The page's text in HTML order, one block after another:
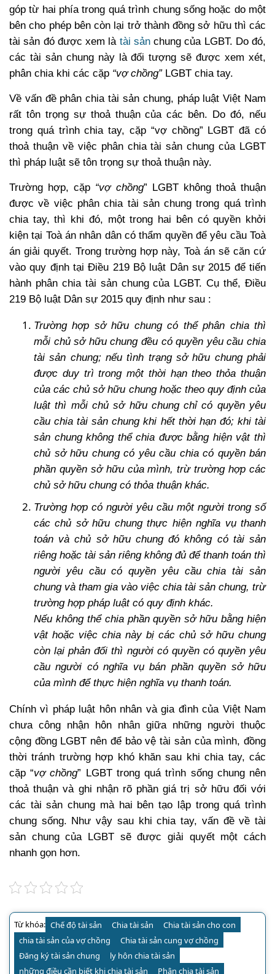
góp từ hai phía trong quá trình chung sống hoặc do một
bên cho phép bên còn lại trở thành đồng sở hữu thì các
tài sản đó được xem là tài sản chung của LGBT. Do đó,
các tài sản chung này là đối tượng sẽ được xem xét,
phân chia khi các cặp “vợ chồng” LGBT chia tay.
Về vấn đề phân chia tài sản chung, pháp luật Việt Nam
rất tôn trọng sự thoả thuận của các bên. Do đó, nếu
trong quá trình chia tay, cặp “vợ chồng” LGBT đã có
thoả thuận về việc phân chiatài sản chung của LGBT
thì pháp luật sẽ tôn trọng sự thoả thuận này.
Trường hợp, cặp “vợ chồng” LGBT không thoả thuận
được về việc phân chia tài sản chung trong quá trình
chia tay, thì khi đó, một trong hai bên có quyền khởi
kiện tại Toà án nhân dân có thẩm quyền để yêu cầu Toà
án giải quyết. Trong trường hợp này, Toà án sẽ căn cứ
vào quy định tại Điều 219 Bộ luật Dân sự 2015 để tiến
hành phân chia tài sản chung của LGBT. Cụ thể, Điều
219 Bộ luật Dân sự 2015 quy định như sau :
Trường hợp sở hữu chung có thể phân chia thì
mỗi chủ sở hữu chung đều có quyền yêu cầu chia
tài sản chung; nếu tình trạng sở hữu chung phải
được duy trì trong một thời hạn theo thỏa thuận
của các chủ sở hữu chung hoặc theo quy định của
luật thì mỗi chủ sở hữu chung chỉ có quyền yêu
cầu chia tài sản chung khi hết thời hạn đó; khi tài
sản chung không thể chia được bằng hiện vật thì
chủ sở hữu chung có yêu cầu chia có quyền bán
phần quyền sở hữu của mình, trừ trường hợp các
chủ sở hữu chung có thỏa thuận khác.
Trường hợp có người yêu cầu một người trong số
các chủ sở hữu chung thực hiện nghĩa vụ thanh
toán và chủ sở hữu chung đó không có tài sản
riêng hoặc tài sản riêng không đủ để thanh toán thì
người yêu cầu có quyền yêu cầu chia tài sản
chung và tham gia vào việc chia tài sản chung, trừ
trường hợp pháp luật có quy định khác.
Nếu không thể chia phần quyền sở hữu bằng hiện
vật hoặc việc chia này bị các chủ sở hữu chung
còn lại phản đối thì người có quyền có quyền yêu
cầu người có nghĩa vụ bán phần quyền sở hữu
của mình để thực hiện nghĩa vụ thanh toán.
Chính vì pháp luật hôn nhân và gia đình của Việt Nam
chưa công nhận hôn nhân giữa những người thuộc
cộng đồng LGBT nên để bảo vệ tài sản của mình, đồng
thời tránh trường hợp khó khăn sau khi chia tay, các
cặp “vợ chồng” LGBT trong quá trình sống chung nên
thoả thuận và ghi nhận rõ phần giá trị sở hữu đối với
các tài sản chung mà hai bên tạo lập trong quá trình
chung sống. Như vậy sau khi chia tay, vấn đề về tài
sản chung của LGBT sẽ được giải quyết một cách
nhanh gọn hơn.
Từ khóa: Chế độ tài sản Chia tài sản
Chia tài sản cho con
chia tài sản của vợ chồng
Chia tài sản cung vợ chồng
Đăng ký tài sản chung
ly hôn chia tài sản
những điều cần biết khi chia tài sản
Phân chia tài sản